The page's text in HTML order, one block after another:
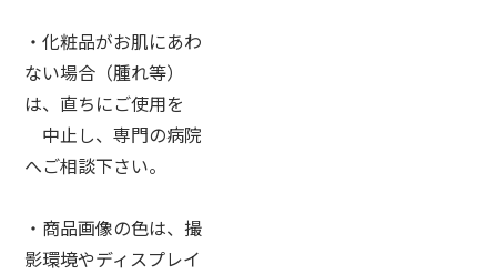
・化粧品がお肌にあわ
ない場合（腫れ等）
は、直ちにご使用を
中止し、専門の病院
へご相談下さい。
・商品画像の色は、撮
影環境やディスプレイ